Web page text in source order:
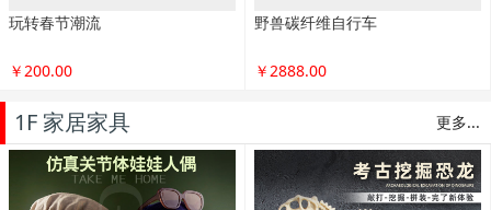
玩转春节潮流
￥200.00
野兽碳纤维自行车
￥2888.00
更多...
1F 家居家具